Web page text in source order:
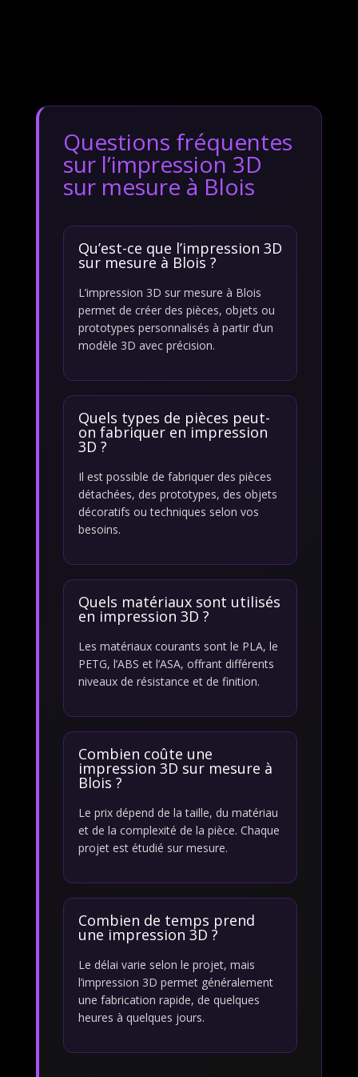
Questions fréquentes
sur l’impression 3D
sur mesure à Blois
Qu’est-ce que l’impression 3D
sur mesure à Blois ?
L’impression 3D sur mesure à Blois
permet de créer des pièces, objets ou
prototypes personnalisés à partir d’un
modèle 3D avec précision.
Quels types de pièces peut-
on fabriquer en impression
3D ?
Il est possible de fabriquer des pièces
détachées, des prototypes, des objets
décoratifs ou techniques selon vos
besoins.
Quels matériaux sont utilisés
en impression 3D ?
Les matériaux courants sont le PLA, le
PETG, l’ABS et l’ASA, offrant différents
niveaux de résistance et de finition.
Combien coûte une
impression 3D sur mesure à
Blois ?
Le prix dépend de la taille, du matériau
et de la complexité de la pièce. Chaque
projet est étudié sur mesure.
Combien de temps prend
une impression 3D ?
Le délai varie selon le projet, mais
l’impression 3D permet généralement
une fabrication rapide, de quelques
heures à quelques jours.